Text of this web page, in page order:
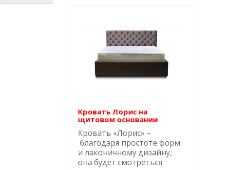
Кровать Лорис на
щитовом основании
Кровать «Лорис» –
благодаря простоте форм
и лаконичному дизайну,
она будет смотреться